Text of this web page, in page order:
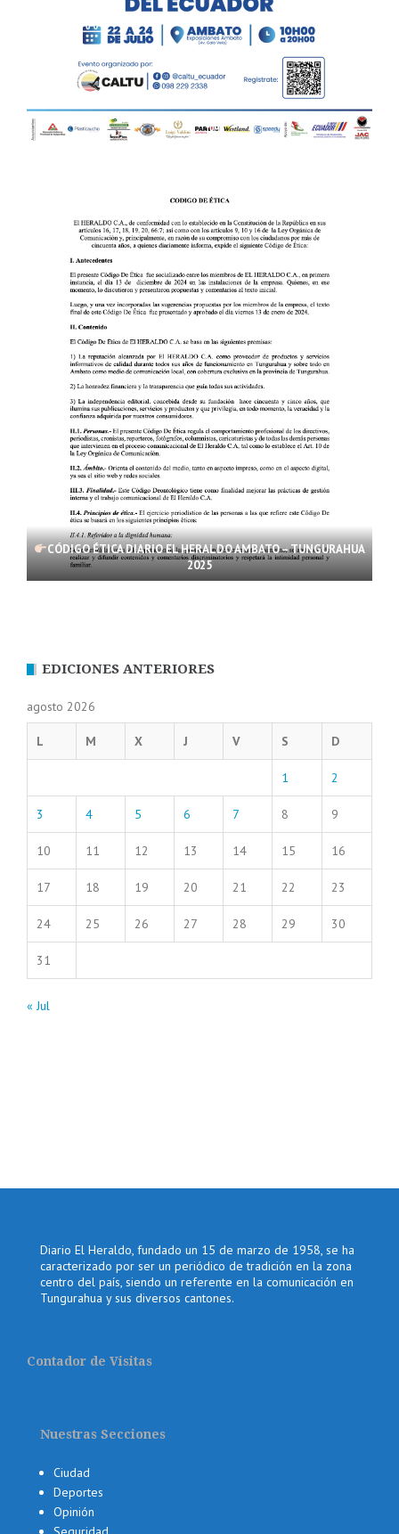
CÓDIGO ÉTICA DIARIO EL HERALDO AMBATO – TUNGURAHUA
2025
EDICIONES ANTERIORES
agosto 2026
L M X J V S D
1 2
3 4 5 6 7 8 9
10 11 12 13 14 15 16
17 18 19 20 21 22 23
24 25 26 27 28 29 30
31
« Jul
Diario El Heraldo, fundado un 15 de marzo de 1958, se ha
caracterizado por ser un periódico de tradición en la zona
centro del país, siendo un referente en la comunicación en
Tungurahua y sus diversos cantones.
Contador de Visitas
Nuestras Secciones
Ciudad
Deportes
Opinión